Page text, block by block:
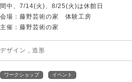
間中、7/14(火)、8/25(火)は休館日
会場：藤野芸術の家 体験工房
主催：藤野芸術の家
デザイン 造形
ワークショップ イベント